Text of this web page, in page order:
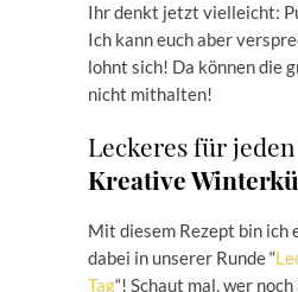
Ihr denkt jetzt vielleicht:
Ich kann euch aber
lohnt sich! Da können die
nicht mithalten!
Leckeres für jeden
Kreative
Mit diesem Rezept bin ich
dabei in unserer Runde “
Tag“! Schaut mal, wer